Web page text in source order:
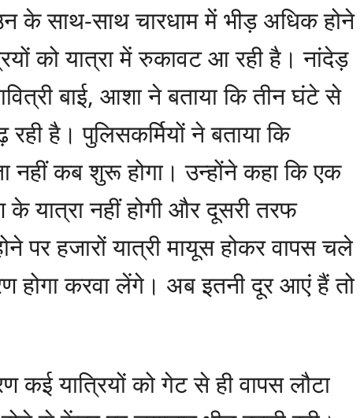
के साथ-साथ चारधाम में भीड़ अधिक होने
को यात्रा में रुकावट आ रही है। नांदेड़
बाई, आशा ने बताया कि तीन घंटे से
है। पुलिसकर्मियों ने बताया कि
कब शुरू होगा। उन्होंने कहा कि एक
यात्रा नहीं होगी और दूसरी तरफ
पर हजारों यात्री मायूस होकर वापस चले
होगा करवा लेंगे। अब इतनी दूर आएं हैं तो
यात्रियों को गेट से ही वापस लौटा